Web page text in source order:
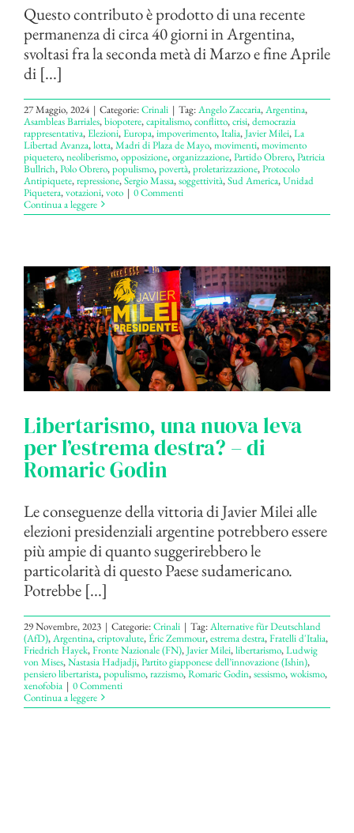
Questo contributo è prodotto di una recente
permanenza di circa 40 giorni in Argentina,
svoltasi fra la seconda metà di Marzo e fine Aprile
di [...]
27 Maggio, 2024 | Categorie:Crinali | Tag:Angelo Zaccaria,Argentina,
Asambleas Barriales,biopotere,capitalismo,conflitto,crisi,democrazia
rappresentativa,Elezioni,Europa,impoverimento,Italia,Javier Milei,La
Libertad Avanza,lotta,Madri di Plaza de Mayo,movimenti,movimento
piquetero,neoliberismo,opposizione,organizzazione,Partido Obrero,Patricia
Bullrich,Polo Obrero,populismo,povertà,proletarizzazione,Protocolo
Antipiquete,repressione,Sergio Massa,soggettività,Sud America,Unidad
Piquetera,votazioni,voto | 0 Commenti
Continua a leggere
Libertarismo, una nuova leva
per l’estrema destra? – di
Romaric Godin
Le conseguenze della vittoria di Javier Milei alle
elezioni presidenziali argentine potrebbero essere
più ampie di quanto suggerirebbero le
particolarità di questo Paese sudamericano.
Potrebbe [...]
29 Novembre, 2023 | Categorie:Crinali | Tag:Alternative für Deutschland
(AfD),Argentina,criptovalute,Éric Zemmour,estrema destra,Fratelli d'Italia,
Friedrich Hayek,Fronte Nazionale (FN),Javier Milei,libertarismo,Ludwig
von Mises,Nastasia Hadjadji,Partito giapponese dell’innovazione (Ishin),
pensiero libertarista,populismo,razzismo,Romaric Godin,sessismo,wokismo,
xenofobia | 0 Commenti
Continua a leggere